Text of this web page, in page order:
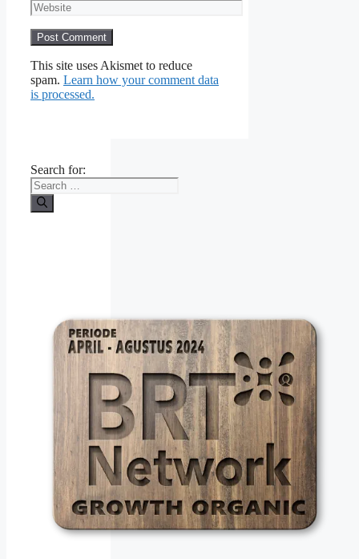
This site uses Akismet to reduce
spam. Learn how your comment data
is processed.
Search for: